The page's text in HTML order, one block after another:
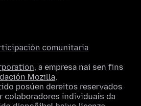
comunitaria
, a empresa nai sen fins
Mozilla.
posúen dereitos reservados
colaboradores individuais da